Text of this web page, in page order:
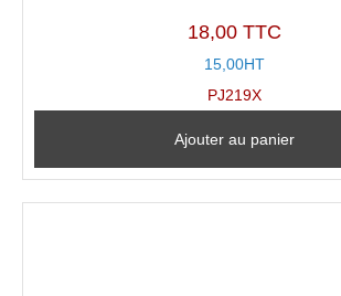
18,00 TTC
15,00HT
PJ219X
Ajouter au panier